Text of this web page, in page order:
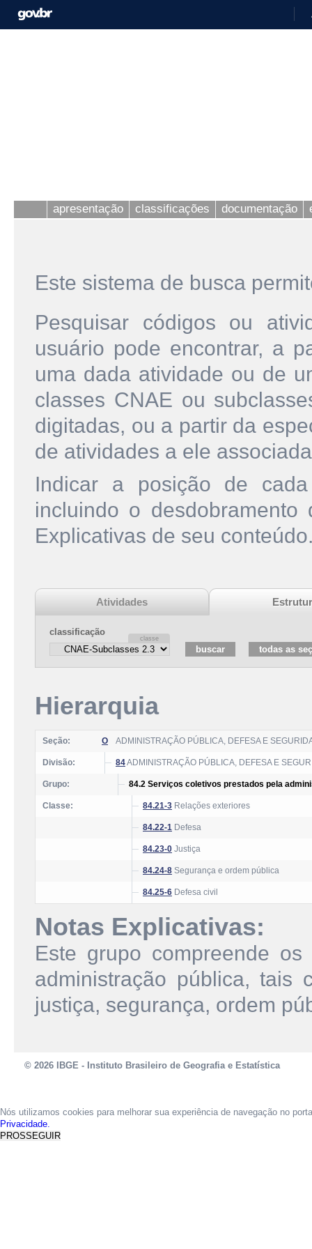
apresentação classificações documentação
Este sistema de busca
Pesquisar códigos ou
usuário pode encontrar, a
uma dada atividade ou de
classes CNAE ou
digitadas, ou a partir da
de atividades a ele
Indicar a posição de
incluindo o
Explicativas de seu
Atividades
classificação
Hierarquia
Seção: O ADMINISTRAÇÃO PÚBLICA, DEFESA E
Divisão: 84ADMINISTRAÇÃO PÚBLICA, DEFESA E
Grupo: 84.2 Serviços coletivos prestados pela
Classe: 84.21-3 Relações exteriores
84.22-1 Defesa
84.23-0 Justiça
84.24-8 Segurança e ordem pública
84.25-6 Defesa civil
Notas Explicativas:
Este grupo compreende
administração pública, tais
justiça, segurança, ordem
© 2026 IBGE - Instituto Brasileiro de Geografia e Estatística
Nós utilizamos cookies para melhorar sua experiência de navegação no
Privacidade.
PROSSEGUIR